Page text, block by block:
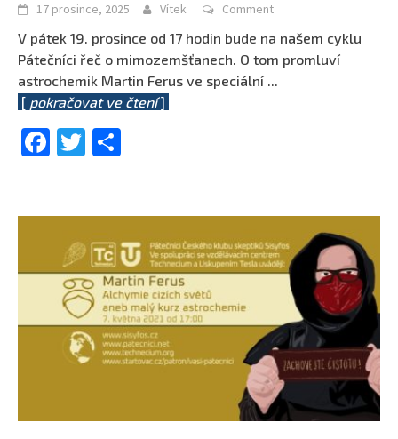
17 prosince, 2025 Vítek Comment
V pátek 19. prosince od 17 hodin bude na našem cyklu
Pátečníci řeč o mimozemšťanech. O tom promluví
astrochemik Martin Ferus ve speciální ...
[ pokračovat ve čtení]
Facebook
Twitter